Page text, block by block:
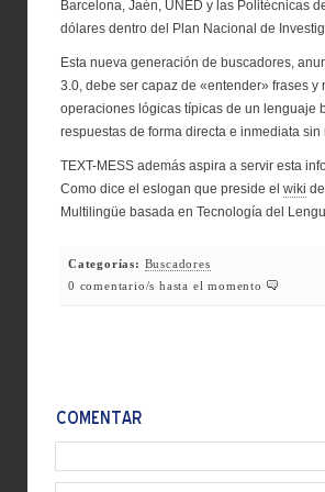
Barcelona, Jaén, UNED y las Politécnicas
dólares dentro del Plan Nacional de
Esta nueva generación de buscadores,
3.0, debe ser capaz de «entender» frases
operaciones lógicas típicas de un lenguaje
respuestas de forma directa e inmediata
TEXT-MESS además aspira a servir esta
Como dice el eslogan que preside el wiki
Multilingüe basada en Tecnología del
Categorías: Buscadores
0 comentario/s hasta el momento